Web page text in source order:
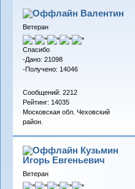
Валентин
Ветеран
Спасибо
-Дано: 21098
-Получено: 14046
Сообщений: 2212
Рейтинг: 14035
Московская обл. Чеховский
район.
Кузьмин
Игорь Евгеньевич
Ветеран